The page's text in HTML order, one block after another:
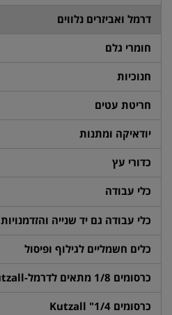
דרמל ואביזרים נלווים
חומרי גלם
חנוכיות
חריטת עטים
יודאיקה ומתנות
כדורי עץ
כלי עבודה
כלי עבודה גם יד שנייה והזדמנויות
כלים חשמליים לגילוף ופיסול
כרסומים 1/8 מתאים לדרמל-Kutzall
כרסומים 1/4" Kutzall